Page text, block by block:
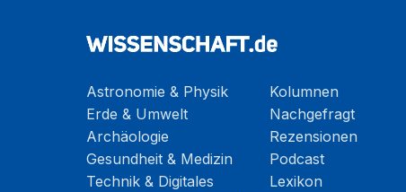
Astronomie & Physik
Erde & Umwelt
Archäologie
Gesundheit & Medizin
Technik & Digitales
Kolumnen
Nachgefragt
Rezensionen
Podcast
Lexikon